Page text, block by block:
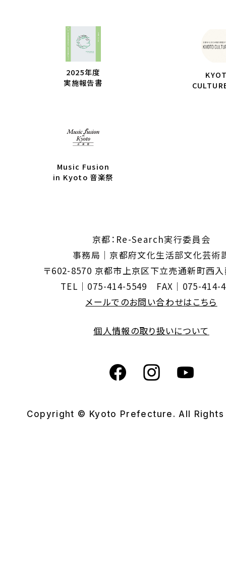
2025年度
実施報告書
Music Fusion
in Kyoto 音楽祭
京都：Re-Search実行委員会
事務局｜京都府文化生活部文化芸術
〒602-8570 京都市上京区下立売通新町西入
TEL｜075-414-5549 FAX｜075-414-
メールでのお問い合わせはこちら
個人情報の取り扱いについて
Copyright © Kyoto Prefecture. All Rights